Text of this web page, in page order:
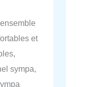
et
sympa,